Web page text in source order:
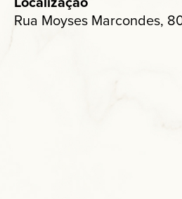
Rua Moyses Marcondes,